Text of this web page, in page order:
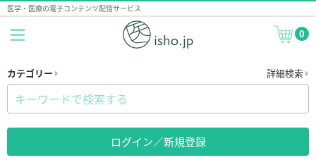
医学・医療の電子コンテンツ配信サービス
0
カテゴリー 詳細検索
ログイン／新規登録